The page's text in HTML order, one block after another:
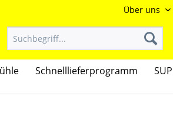
Über uns
Schnelllieferprogramm